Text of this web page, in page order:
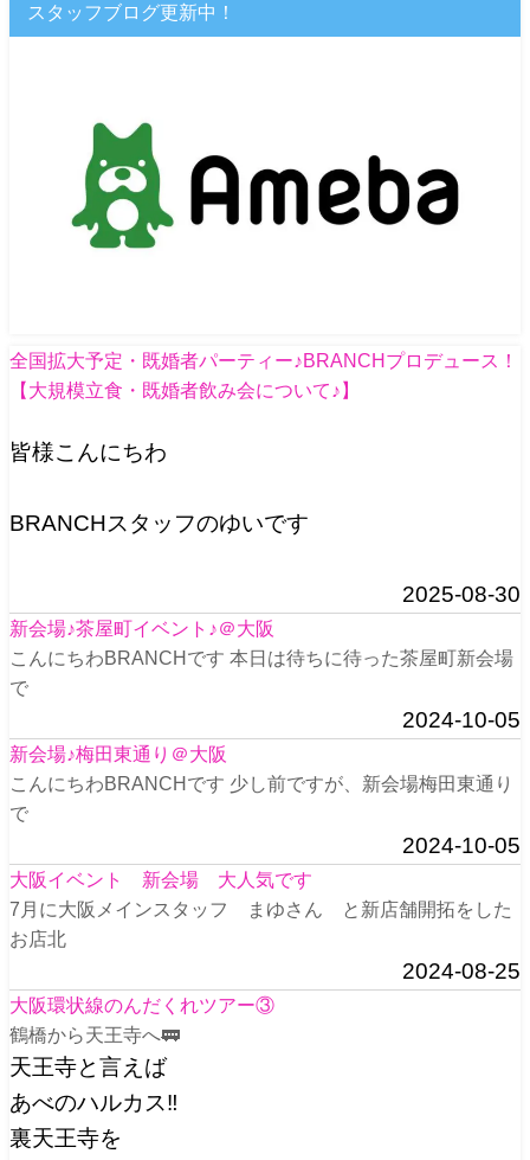
スタッフブログ更新中！
全国拡大予定・既婚者パーティー♪BRANCHプロデュース！
【大規模立食・既婚者飲み会について♪】
皆様こんにちわ
BRANCHスタッフのゆいです
2025-08-30
新会場♪茶屋町イベント♪＠大阪
こんにちわBRANCHです 本日は待ちに待った茶屋町新会場
で
2024-10-05
新会場♪梅田東通り＠大阪
こんにちわBRANCHです 少し前ですが、新会場梅田東通り
で
2024-10-05
大阪イベント 新会場 大人気です
7月に大阪メインスタッフ まゆさん と新店舗開拓をした
お店北
2024-08-25
大阪環状線のんだくれツアー③
鶴橋から天王寺へ🚃
天王寺と言えば
あべのハルカス‼️
裏天王寺を